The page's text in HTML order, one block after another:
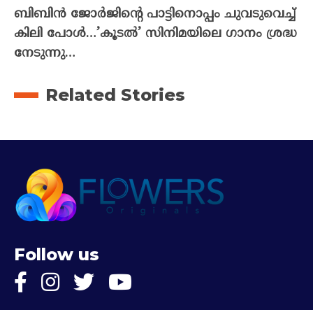
ബിബിൻ ജോർജിന്റെ പാട്ടിനൊപ്പം ചുവടുവെച്ച്
കിലി പോൾ…’കൂടൽ’ സിനിമയിലെ ഗാനം ശ്രദ്ധ
നേടുന്നു…
Related Stories
Follow us